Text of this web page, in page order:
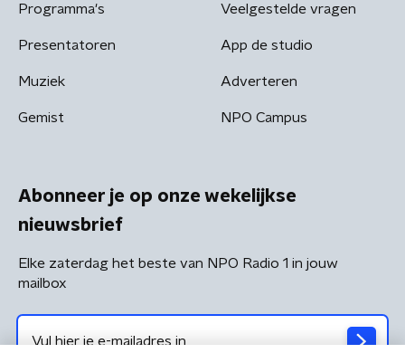
Programma's
Presentatoren
Muziek
Gemist
Veelgestelde vragen
App de studio
Adverteren
NPO Campus
Abonneer je op onze wekelijkse
nieuwsbrief
Elke zaterdag het beste van NPO Radio 1 in jouw
mailbox